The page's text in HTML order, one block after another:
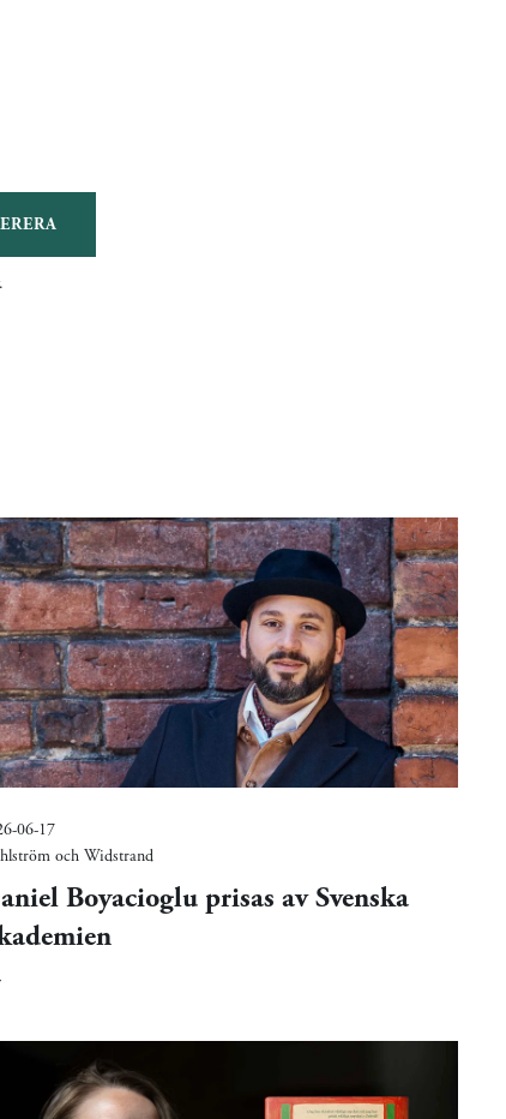
.
06-17
och Widstrand
Boyacioglu prisas av Svenska